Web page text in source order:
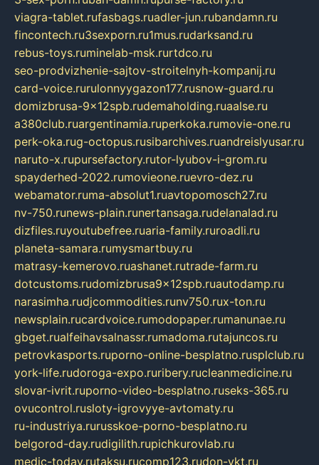
viagra-tablet.rufasbags.ruadler-jun.rubandamn.ru
fincontech.ru3sexporn.ru1mus.rudarksand.ru
rebus-toys.ruminelab-msk.rurtdco.ru
seo-prodvizhenie-sajtov-stroitelnyh-kompanij.ru
card-voice.rurulonnyygazon177.rusnow-guard.ru
domizbrusa-9x12spb.rudemaholding.ruaalse.ru
a380club.ruargentinamia.ruperkoka.rumovie-one.ru
perk-oka.rug-octopus.rusibarchives.ruandreislyusar.ru
naruto-x.rupursefactory.rutor-lyubov-i-grom.ru
spayderhed-2022.rumovieone.ruevro-dez.ru
webamator.ruma-absolut1.ruavtopomosch27.ru
nv-750.runews-plain.runertansaga.rudelanalad.ru
dizfiles.ruyoutubefree.ruaria-family.ruroadli.ru
planeta-samara.rumysmartbuy.ru
matrasy-kemerovo.ruashanet.rutrade-farm.ru
dotcustoms.rudomizbrusa9x12spb.ruautodamp.ru
narasimha.rudjcommodities.runv750.rux-ton.ru
newsplain.rucardvoice.rumodopaper.rumanunae.ru
gbget.rualfeihavsalnassr.rumadoma.rutajuncos.ru
petrovkasports.ruporno-online-besplatno.rusplclub.ru
york-life.rudoroga-expo.ruribery.rucleanmedicine.ru
slovar-ivrit.ruporno-video-besplatno.ruseks-365.ru
ovucontrol.rusloty-igrovyye-avtomaty.ru
ru-industriya.rurusskoe-porno-besplatno.ru
belgorod-day.rudigilith.rupichkurovlab.ru
medic-today.rutaksu.rucomp123.rudon-ykt.ru